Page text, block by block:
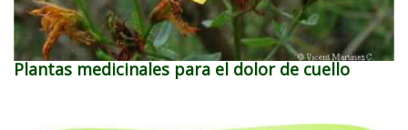
Plantas medicinales para el dolor de cuello